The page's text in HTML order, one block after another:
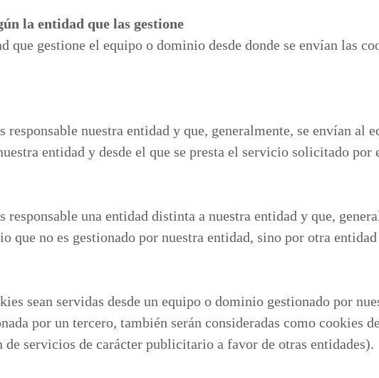
la entidad que las gestione
que gestione el equipo o dominio desde donde se envían las
responsable nuestra entidad y que, generalmente, se envían
entidad y desde el que se presta el servicio solicitado por
responsable una entidad distinta a nuestra entidad y que,
que no es gestionado por nuestra entidad, sino por otra
sean servidas desde un equipo o dominio gestionado por
por un tercero, también serán consideradas como cookies
de servicios de carácter publicitario a favor de otras entidades).